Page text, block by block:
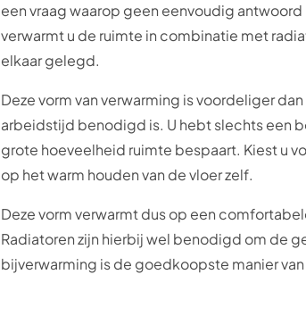
een vraag waarop geen eenvoudig
verwarmt u de ruimte in combinatie met
elkaar gelegd.
Deze vorm van verwarming is voordeliger
arbeidstijd benodigd is. U hebt slechts een
grote hoeveelheid ruimte bespaart. Kiest u
op het warm houden van de vloer zelf.
Deze vorm verwarmt dus op een
Radiatoren zijn hierbij wel benodigd om de
bijverwarming is de goedkoopste manier